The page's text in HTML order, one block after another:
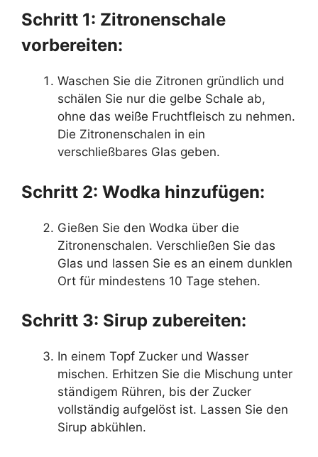
Schritt 1: Zitronenschale
vorbereiten:
Waschen Sie die Zitronen gründlich und
schälen Sie nur die gelbe Schale ab,
ohne das weiße Fruchtfleisch zu nehmen.
Die Zitronenschalen in ein
verschließbares Glas geben.
Schritt 2: Wodka hinzufügen:
Gießen Sie den Wodka über die
Zitronenschalen. Verschließen Sie das
Glas und lassen Sie es an einem dunklen
Ort für mindestens 10 Tage stehen.
Schritt 3: Sirup zubereiten:
In einem Topf Zucker und Wasser
mischen. Erhitzen Sie die Mischung unter
ständigem Rühren, bis der Zucker
vollständig aufgelöst ist. Lassen Sie den
Sirup abkühlen.